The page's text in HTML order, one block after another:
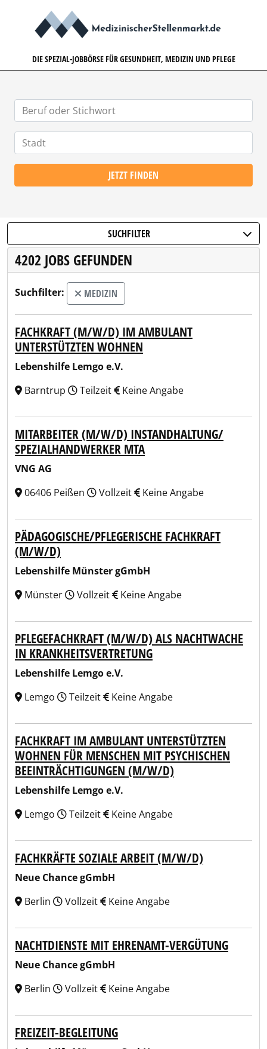
DIE SPEZIAL-JOBBÖRSE FÜR GESUNDHEIT, MEDIZIN UND PFLEGE
JETZT FINDEN
SUCHFILTER
4202 JOBS GEFUNDEN
Suchfilter: MEDIZIN
FACHKRAFT (M/W/D) IM AMBULANT
UNTERSTÜTZTEN WOHNEN
Lebenshilfe Lemgo e.V.
Barntrup
Teilzeit Keine Angabe
MITARBEITER (M/W/D) INSTANDHALTUNG/
SPEZIALHANDWERKER MTA
VNG AG
06406 Peißen
Vollzeit Keine Angabe
PÄDAGOGISCHE/PFLEGERISCHE FACHKRAFT
(M/W/D)
Lebenshilfe Münster gGmbH
Münster
Vollzeit Keine Angabe
PFLEGEFACHKRAFT (M/W/D) ALS NACHTWACHE
IN KRANKHEITSVERTRETUNG
Lebenshilfe Lemgo e.V.
Lemgo
Teilzeit Keine Angabe
FACHKRAFT IM AMBULANT UNTERSTÜTZTEN
WOHNEN FÜR MENSCHEN MIT PSYCHISCHEN
BEEINTRÄCHTIGUNGEN (M/W/D)
Lebenshilfe Lemgo e.V.
Lemgo
Teilzeit Keine Angabe
FACHKRÄFTE SOZIALE ARBEIT (M/W/D)
Neue Chance gGmbH
Berlin
Vollzeit Keine Angabe
NACHTDIENSTE MIT EHRENAMT-VERGÜTUNG
Neue Chance gGmbH
Berlin
Vollzeit Keine Angabe
FREIZEIT-BEGLEITUNG